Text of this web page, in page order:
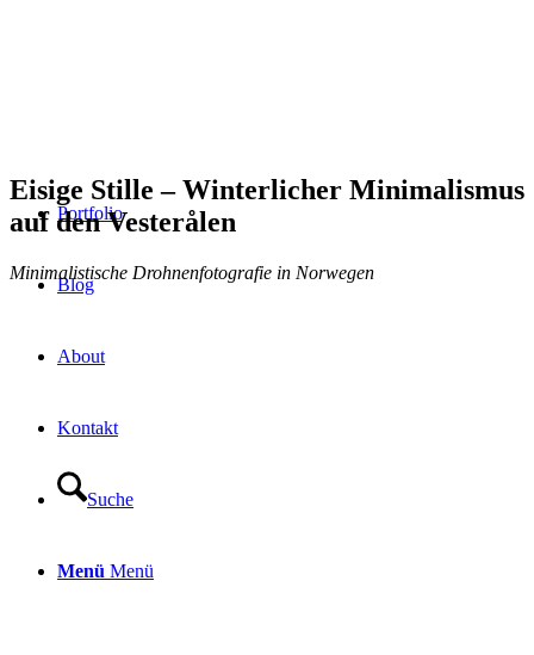
Portfolio
Blog
About
Kontakt
Suche
Menü Menü
Eisige Stille – Winterlicher Minimalismus
auf den Vesterålen
Minimalistische Drohnenfotografie in Norwegen